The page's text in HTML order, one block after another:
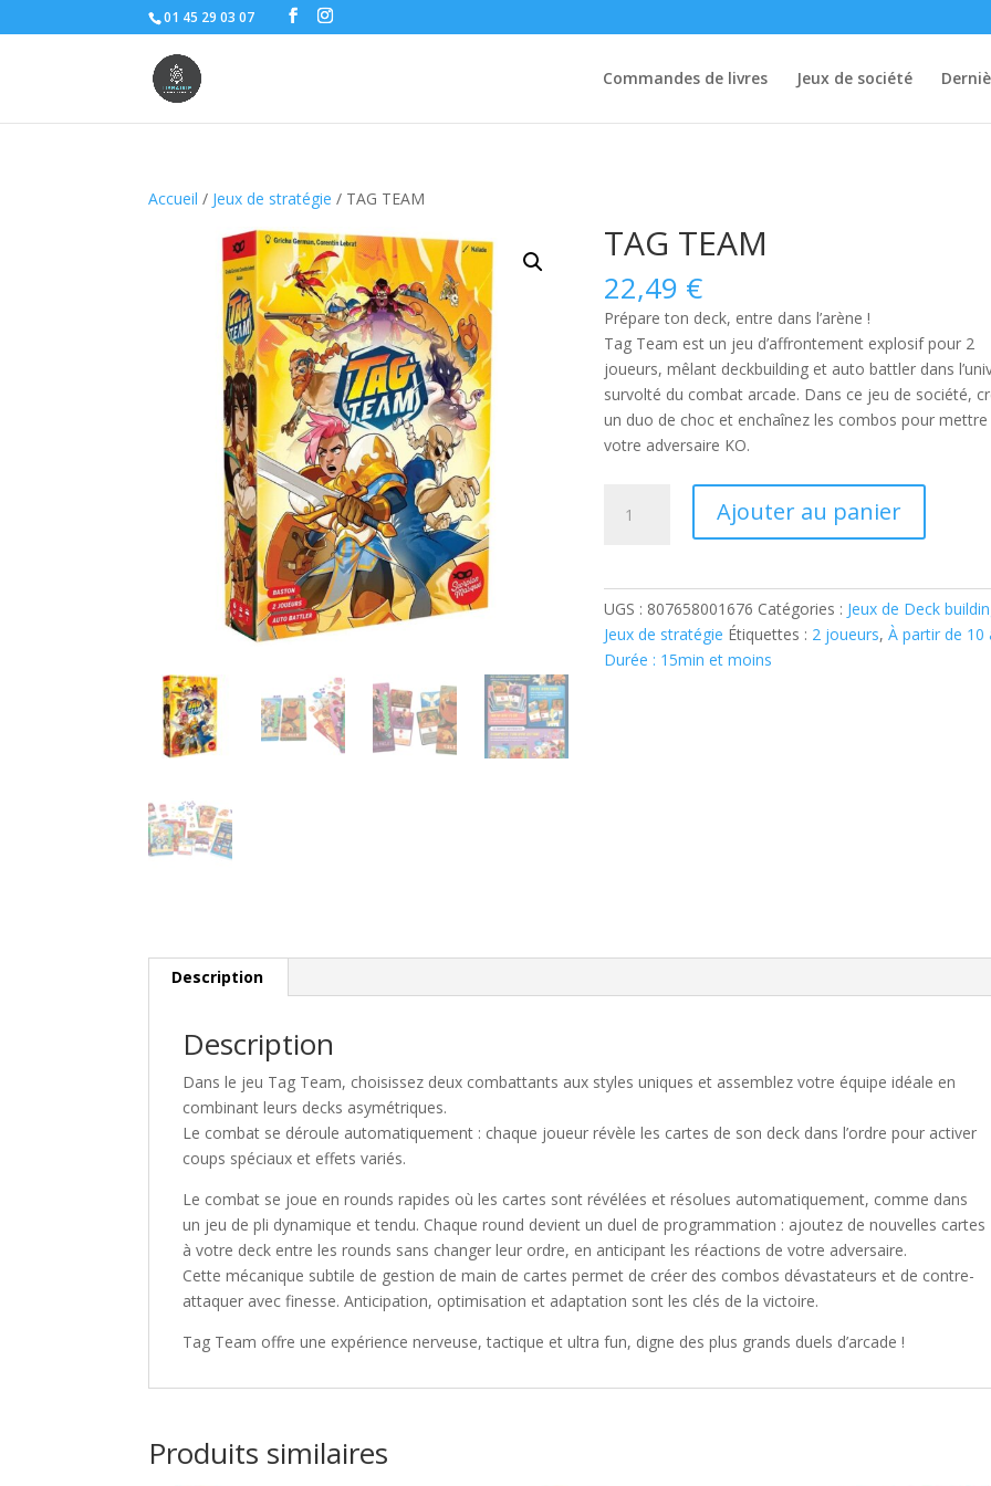
01 45 29 03 07
Commandes de livres Jeux de société
Accueil / Jeux de stratégie / TAG TEAM
TAG TEAM
22,49 €
Prépare ton deck, entre dans l’arène !
Tag Team est un jeu d’affrontement explosif pour 2
joueurs, mêlant deckbuilding et auto battler dans
survolté du combat arcade. Dans ce jeu de société,
un duo de choc et enchaînez les combos pour mettre
votre adversaire KO.
Ajouter au panier
UGS : 807658001676 Catégories : Jeux de Deck
Jeux de stratégie Étiquettes : 2 joueurs,À partir de 10
Durée : 15min et moins
Description
Description
Dans le jeu Tag Team, choisissez deux combattants aux styles uniques et assemblez votre équipe idéale en
combinant leurs decks asymétriques.
Le combat se déroule automatiquement : chaque joueur révèle les cartes de son deck dans l’ordre pour activer
coups spéciaux et effets variés.
Le combat se joue en rounds rapides où les cartes sont révélées et résolues automatiquement, comme dans
un jeu de pli dynamique et tendu. Chaque round devient un duel de programmation : ajoutez de nouvelles cartes
à votre deck entre les rounds sans changer leur ordre, en anticipant les réactions de votre adversaire.
Cette mécanique subtile de gestion de main de cartes permet de créer des combos dévastateurs et de contre-
attaquer avec finesse. Anticipation, optimisation et adaptation sont les clés de la victoire.
Tag Team offre une expérience nerveuse, tactique et ultra fun, digne des plus grands duels d’arcade !
Produits similaires